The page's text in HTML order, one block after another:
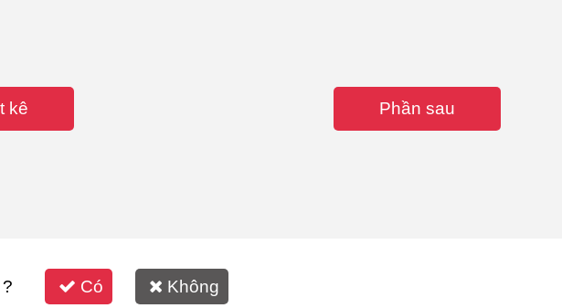
kê Phần sau
Có Không